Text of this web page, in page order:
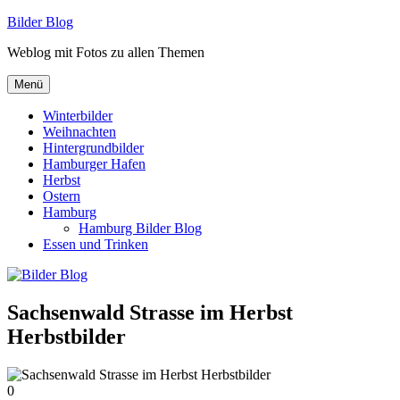
Zum
springen
Bilder Blog
Weblog mit Fotos zu allen Themen
Menü
Winterbilder
Weihnachten
Hintergrundbilder
Hamburger Hafen
Herbst
Ostern
Hamburg
Hamburg Bilder Blog
Essen und Trinken
Sachsenwald Strasse im Herbst
Herbstbilder
0